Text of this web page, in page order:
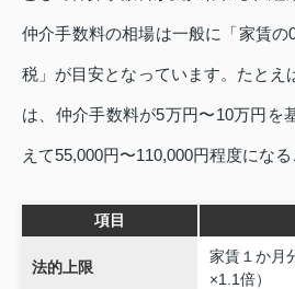
仲介手数料の相場は一般に「家賃の
税」が目安となっています。たとえ
は、仲介手数料が5万円〜10万円を
えて55,000円〜110,000円程度になる
項目
法的上限
家賃１か月
×1.1倍）